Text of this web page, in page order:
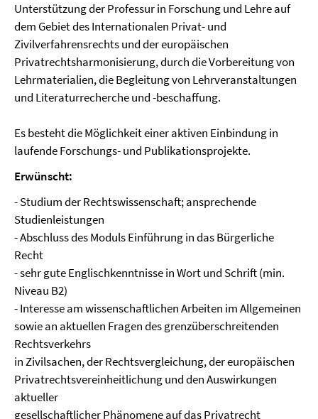
Unterstützung der Professur in Forschung und Lehre auf
dem Gebiet des Internationalen Privat- und
Zivilverfahrensrechts und der europäischen
Privatrechtsharmonisierung, durch die Vorbereitung von
Lehrmaterialien, die Begleitung von Lehrveranstaltungen
und Literaturrecherche und -beschaffung.
Es besteht die Möglichkeit einer aktiven Einbindung in
laufende Forschungs- und Publikationsprojekte.
Erwünscht:
- Studium der Rechtswissenschaft; ansprechende
Studienleistungen
- Abschluss des Moduls Einführung in das Bürgerliche
Recht
- sehr gute Englischkenntnisse in Wort und Schrift (min.
Niveau B2)
- Interesse am wissenschaftlichen Arbeiten im Allgemeinen
sowie an aktuellen Fragen des grenzüberschreitenden
Rechtsverkehrs
in Zivilsachen, der Rechtsvergleichung, der europäischen
Privatrechtsvereinheitlichung und den Auswirkungen
aktueller
gesellschaftlicher Phänomene auf das Privatrecht